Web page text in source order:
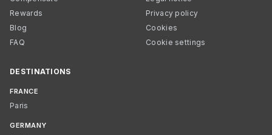
Rewards
Blog
FAQ
Privacy policy
Cookies
Cookie settings
DESTINATIONS
FRANCE
Paris
GERMANY